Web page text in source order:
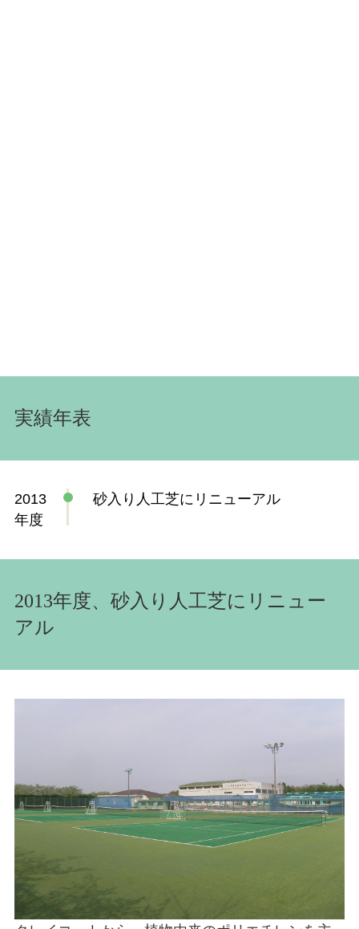
実績年表
2013
年度
砂入り人工芝にリニューアル
2013年度、砂入り人工芝にリニュー
アル